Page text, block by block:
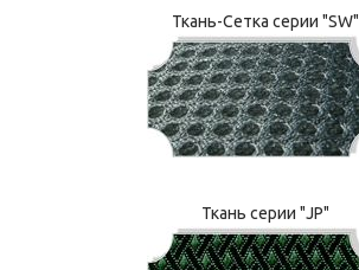
Ткань-Сетка серии "SW"
Ткань серии "JP"